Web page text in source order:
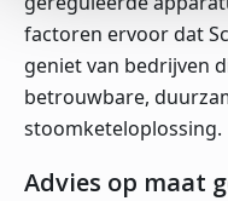
factoren ervoor dat
geniet van bedrijven
betrouwbare,
stoomketeloplossing.
Advies op maat